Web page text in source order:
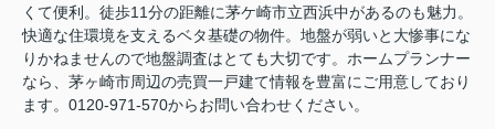
くて便利。徒歩11分の距離に茅ケ崎市立西浜中があるのも魅力。
快適な住環境を支えるベタ基礎の物件。地盤が弱いと大惨事にな
りかねませんので地盤調査はとても大切です。ホームプランナー
なら、茅ヶ崎市周辺の売買一戸建て情報を豊富にご用意しており
ます。0120-971-570からお問い合わせください。